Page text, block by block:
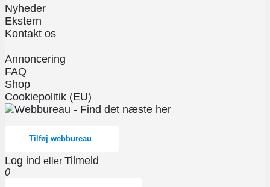
Nyheder
Ekstern
Kontakt os
Annoncering
FAQ
Shop
Cookiepolitik (EU)
Tilføj webbureau
Log ind eller Tilmeld
0